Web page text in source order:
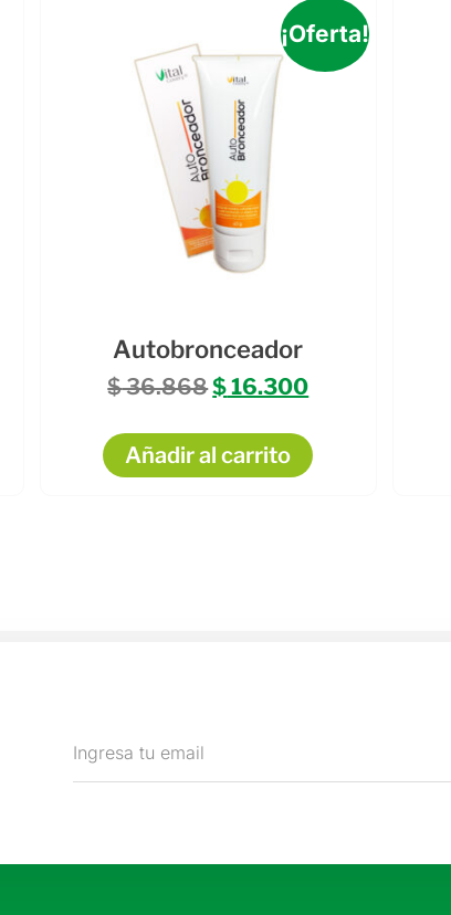
¡Oferta!
Autobronceador
$36.868$16.300
Añadir al carrito